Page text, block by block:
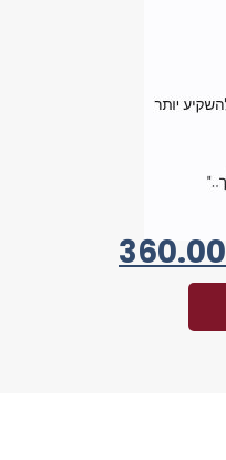
360.00